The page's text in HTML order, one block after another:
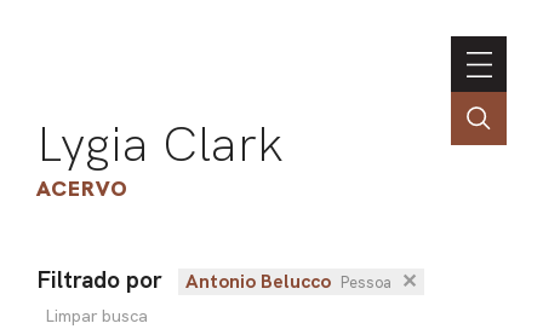
Lygia Clark
ACERVO
Filtrado por Antonio Belucco Pessoa ✕
Limpar busca